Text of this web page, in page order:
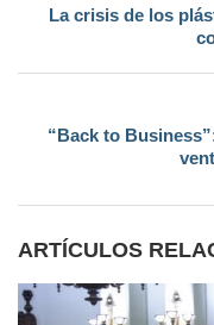
La crisis de los
“Back to
ARTÍCULOS